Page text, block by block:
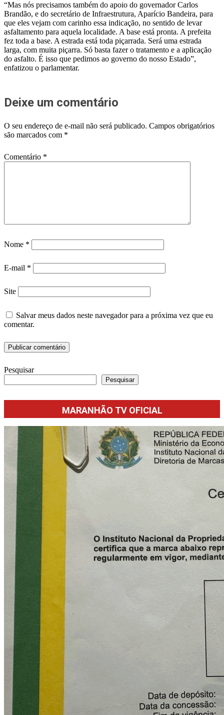
“Mas nós precisamos também do apoio do governador Carlos
Brandão, e do secretário de Infraestrutura, Aparício Bandeira, para
que eles vejam com carinho essa indicação, no sentido de levar
asfaltamento para aquela localidade. A base está pronta. A prefeita
fez toda a base. A estrada está toda piçarrada. Será uma estrada
larga, com muita piçarra. Só basta fazer o tratamento e a aplicação
do asfalto. É isso que pedimos ao governo do nosso Estado”,
enfatizou o parlamentar.
Deixe um comentário
O seu endereço de e-mail não será publicado. Campos obrigatórios
são marcados com *
Comentário *
Nome *
E-mail *
Site
Salvar meus dados neste navegador para a próxima vez que eu
comentar.
Pesquisar
Pesquisar
MARANHÃO TV OFICIAL